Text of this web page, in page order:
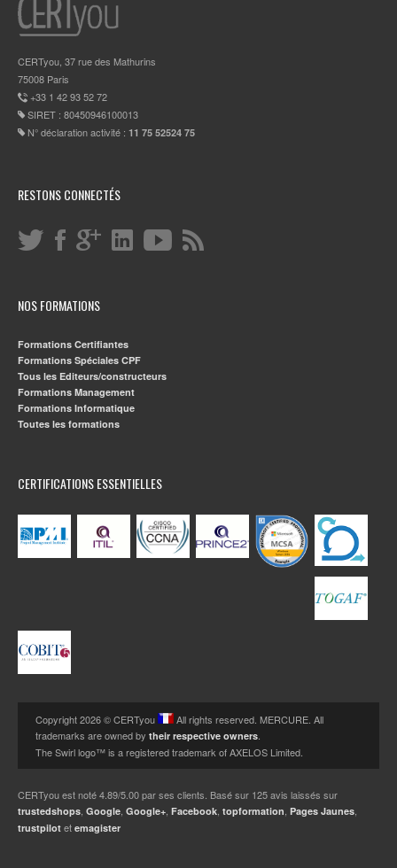
CERTyou, 37 rue des Mathurins
75008 Paris
+33 1 42 93 52 72
SIRET : 80450946100013
N° déclaration activité : 11 75 52524 75
RESTONS CONNECTÉS
NOS FORMATIONS
Formations Certifiantes
Formations Spéciales CPF
Tous les Editeurs/constructeurs
Formations Management
Formations Informatique
Toutes les formations
CERTIFICATIONS ESSENTIELLES
Copyright 2026 © CERTyou
All rights reserved. MERCURE. All
trademarks are owned by their respective owners.
The Swirl logo™ is a registered trademark of AXELOS Limited.
CERTyouest noté4.89/5.00par ses clients. Basé sur 125avis laissés sur
trustedshops, Google, Google+, Facebook, topformation, Pages Jaunes,
trustpilot et emagister